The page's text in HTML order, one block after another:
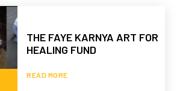
THE FAYE KARNYA ART FOR
HEALING FUND
READ MORE